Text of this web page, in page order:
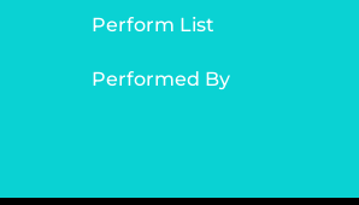
Perform List
Performed By